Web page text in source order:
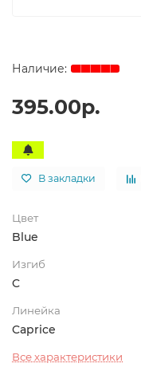
395.00р.
В закладки
Цвет
Blue
Изгиб
C
Линейка
Caprice
Все характеристики